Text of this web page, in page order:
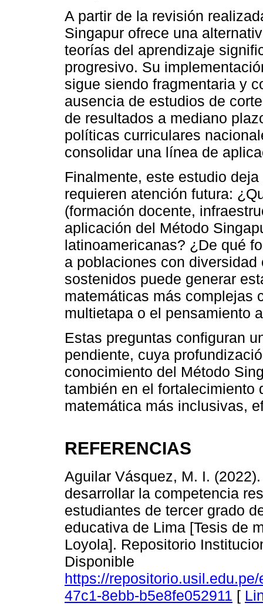
A partir de la revisión
Singapur ofrece una
teorías del aprendizaje
progresivo. Su
sigue siendo fragmentaria y
ausencia de estudios de
de resultados a mediano
políticas curriculares
consolidar una línea de
Finalmente, este estudio
requieren atención futura:
(formación docente,
aplicación del Método
latinoamericanas? ¿De qué
a poblaciones con
sostenidos puede generar
matemáticas más complejas
multietapa o el pensamiento
Estas preguntas configuran
pendiente, cuya
conocimiento del Método
también en el fortalecimiento
matemática más inclusivas,
REFERENCIAS
Aguilar Vásquez, M. I.
desarrollar la competencia
estudiantes de tercer grado
educativa de Lima [Tesis de
Loyola]. Repositorio
Disponible
https://
47c1-8ebb-b5e8fe052911 [